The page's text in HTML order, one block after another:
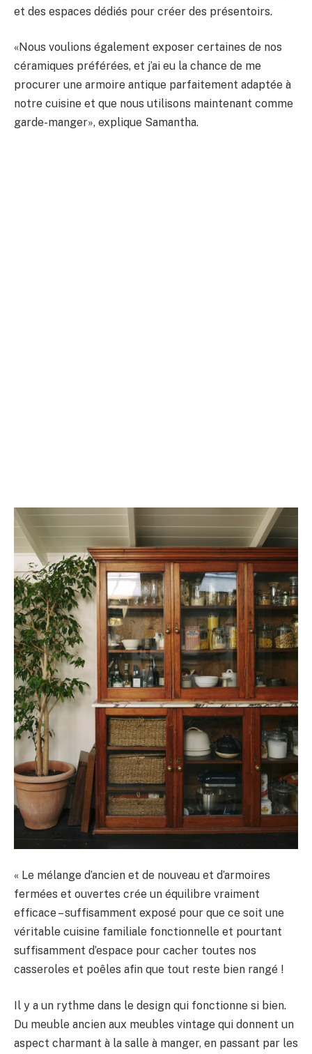
et des espaces dédiés pour créer des présentoirs.
«Nous voulions également exposer certaines de nos
céramiques préférées, et j’ai eu la chance de me
procurer une armoire antique parfaitement adaptée à
notre cuisine et que nous utilisons maintenant comme
garde-manger», explique Samantha.
« Le mélange d’ancien et de nouveau et d’armoires
fermées et ouvertes crée un équilibre vraiment
efficace – suffisamment exposé pour que ce soit une
véritable cuisine familiale fonctionnelle et pourtant
suffisamment d’espace pour cacher toutes nos
casseroles et poêles afin que tout reste bien rangé !
Il y a un rythme dans le design qui fonctionne si bien.
Du meuble ancien aux meubles vintage qui donnent un
aspect charmant à la salle à manger, en passant par les